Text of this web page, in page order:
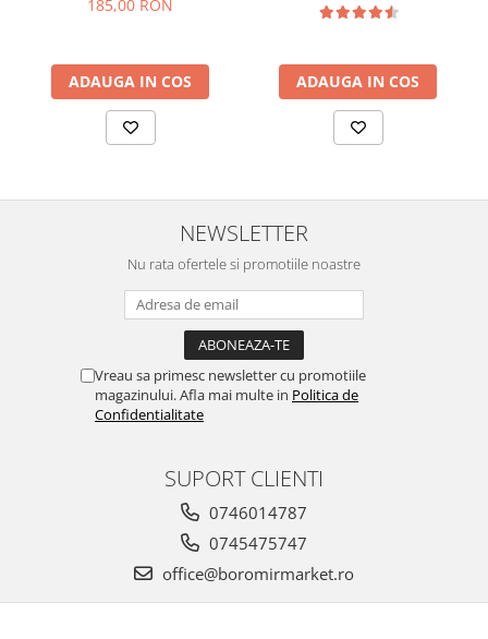
185,00 RON
ADAUGA IN COS ADAUGA IN COS
NEWSLETTER
Nu rata ofertele si promotiile noastre
Vreau sa primesc newsletter cu promotiile
magazinului. Afla mai multe in Politica de
Confidentialitate
SUPORT CLIENTI
0746014787
0745475747
office@boromirmarket.ro